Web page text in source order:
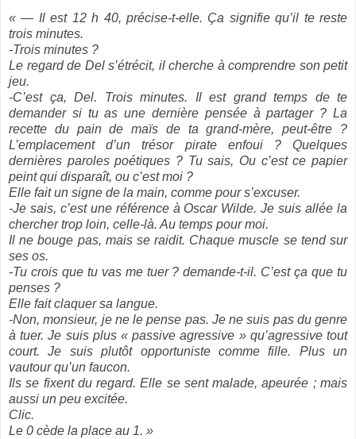
« — Il est 12 h 40, précise-t-elle. Ça signifie qu’il te reste
trois minutes.
-Trois minutes ?
Le regard de Del s’étrécit, il cherche à comprendre son petit
jeu.
-C’est ça, Del. Trois minutes. Il est grand temps de te
demander si tu as une dernière pensée à partager ? La
recette du pain de maïs de ta grand-mère, peut-être ?
L’emplacement d’un trésor pirate enfoui ? Quelques
dernières paroles poétiques ? Tu sais, Ou c’est ce papier
peint qui disparaît, ou c’est moi ?
Elle fait un signe de la main, comme pour s’excuser.
-Je sais, c’est une référence à Oscar Wilde. Je suis allée la
chercher trop loin, celle-là. Au temps pour moi.
Il ne bouge pas, mais se raidit. Chaque muscle se tend sur
ses os.
-Tu crois que tu vas me tuer ? demande-t-il. C’est ça que tu
penses ?
Elle fait claquer sa langue.
-Non, monsieur, je ne le pense pas. Je ne suis pas du genre
à tuer. Je suis plus « passive agressive » qu’agressive tout
court. Je suis plutôt opportuniste comme fille. Plus un
vautour qu’un faucon.
Ils se fixent du regard. Elle se sent malade, apeurée ; mais
aussi un peu excitée.
Clic.
Le 0 cède la place au 1. »